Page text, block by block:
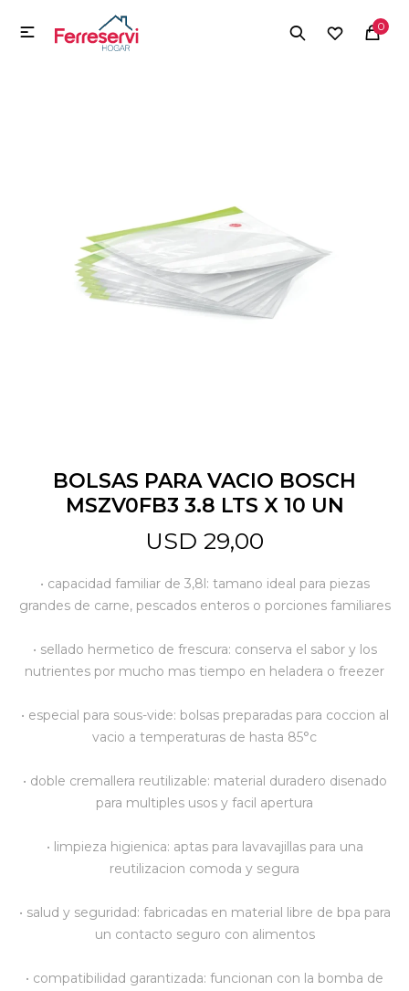
0

BOLSAS PARA VACIO BOSCH
MSZV0FB3 3.8 LTS X 10 UN
USD 29,00
• capacidad familiar de 3,8l: tamano ideal para piezas
grandes de carne, pescados enteros o porciones familiares
• sellado hermetico de frescura: conserva el sabor y los
nutrientes por mucho mas tiempo en heladera o freezer
• especial para sous-vide: bolsas preparadas para coccion al
vacio a temperaturas de hasta 85°c
• doble cremallera reutilizable: material duradero disenado
para multiples usos y facil apertura
• limpieza higienica: aptas para lavavajillas para una
reutilizacion comoda y segura
• salud y seguridad: fabricadas en material libre de bpa para
un contacto seguro con alimentos
• compatibilidad garantizada: funcionan con la bomba de
MI CUENTA
Tecnología
Jardín y Aire Libre
Bazar
Juguetes y artículos para bebé
Gastronomía
Ferretería
Vestimenta y calzado